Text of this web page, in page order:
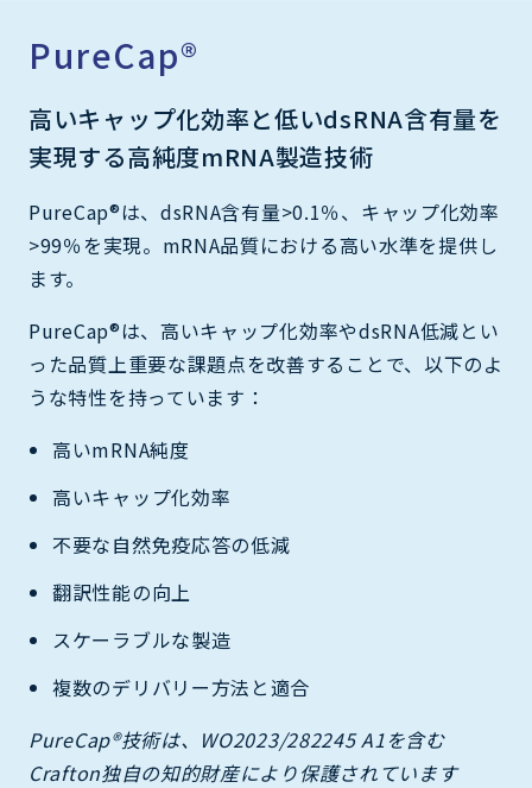
PureCap®
高いキャップ化効率と低いdsRNA含有量を
実現する高純度mRNA製造技術
PureCap®は、dsRNA含有量>0.1％、キャップ化効率
>99％を実現。mRNA品質における高い水準を提供し
ます。
PureCap®は、高いキャップ化効率やdsRNA低減とい
った品質上重要な課題点を改善することで、以下のよ
うな特性を持っています：
高いmRNA純度
高いキャップ化効率
不要な自然免疫応答の低減
翻訳性能の向上
スケーラブルな製造
複数のデリバリー方法と適合
PureCap®技術は、WO2023/282245 A1を含む
Crafton独自の知的財産により保護されています